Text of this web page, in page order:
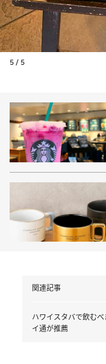
5 / 5
関連記事
ハワイスタバで飲む
イ通が推薦